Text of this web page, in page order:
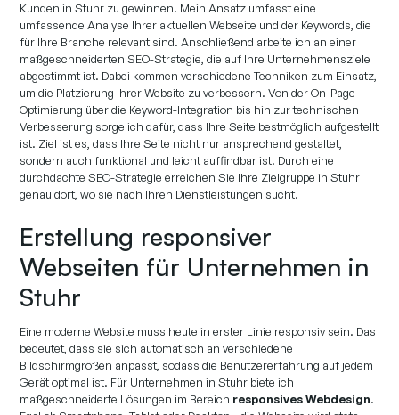
Kunden in Stuhr zu gewinnen. Mein Ansatz umfasst eine
umfassende Analyse Ihrer aktuellen Webseite und der Keywords, die
für Ihre Branche relevant sind. Anschließend arbeite ich an einer
maßgeschneiderten SEO-Strategie, die auf Ihre Unternehmensziele
abgestimmt ist. Dabei kommen verschiedene Techniken zum Einsatz,
um die Platzierung Ihrer Website zu verbessern. Von der On-Page-
Optimierung über die Keyword-Integration bis hin zur technischen
Verbesserung sorge ich dafür, dass Ihre Seite bestmöglich aufgestellt
ist. Ziel ist es, dass Ihre Seite nicht nur ansprechend gestaltet,
sondern auch funktional und leicht auffindbar ist. Durch eine
durchdachte SEO-Strategie erreichen Sie Ihre Zielgruppe in Stuhr
genau dort, wo sie nach Ihren Dienstleistungen sucht.
Erstellung responsiver
Webseiten für Unternehmen in
Stuhr
Eine moderne Website muss heute in erster Linie responsiv sein. Das
bedeutet, dass sie sich automatisch an verschiedene
Bildschirmgrößen anpasst, sodass die Benutzererfahrung auf jedem
Gerät optimal ist. Für Unternehmen in Stuhr biete ich
maßgeschneiderte Lösungen im Bereich responsives Webdesign.